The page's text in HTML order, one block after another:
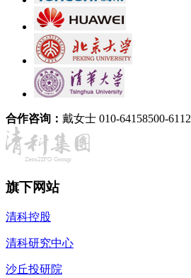
合作咨询： 戴女士 010-64158500-6112
旗下网站
清科控股
清科研究中心
沙丘投研院